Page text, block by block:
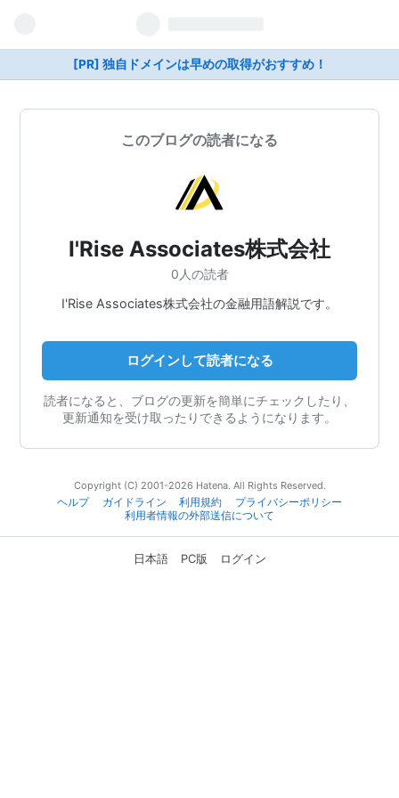
[PR] 独自ドメインは早めの取得がおすすめ！
このブログの読者になる
I'Rise Associates株式会社
0人の読者
I'Rise Associates株式会社の金融用語解説です。
ログインして読者になる
読者になると、ブログの更新を簡単にチェックしたり、
更新通知を受け取ったりできるようになります。
Copyright (C) 2001-2026 Hatena. All Rights Reserved.
ヘルプ
ガイドライン 利用規約
プライバシーポリシー
利用者情報の外部送信について
日本語 PC版 ログイン